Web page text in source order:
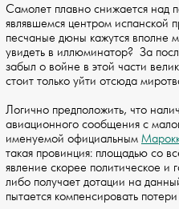
Самолет плавно снижается над
являвшемся центром
песчаные дюны кажутся
увидеть в иллюминатор? За
забыл о войне в этой части
стоит только уйти отсюда
Логично предположить, что
авиационного сообщения с
именуемой официальным
такая провинция: площадью со
явление скорее политическое и
либо получает дотации на
пытается компенсировать